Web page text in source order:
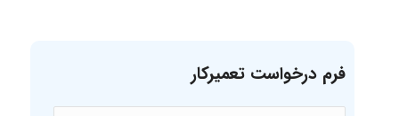
فرم درخواست تعمیرکار